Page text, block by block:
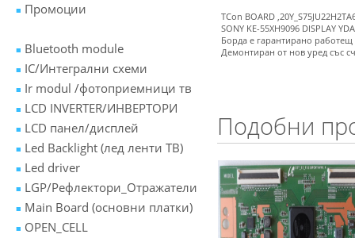
Промоции
Bluetooth module
IC/Интегрални схеми
Ir modul /фотоприемници тв
LCD INVERTER/ИНВЕРТОРИ
LCD панел/дисплей
Led Backlight (лед ленти ТВ)
Led driver
LGP/Рефлектори_Отражатели
Main Board (основни платки)
OPEN_CELL
TCon BOARD
SONY KE-55XH9096 DISPLAY
Борда е гарантирано работещ
Демонтиран от нов уред със
Подобни